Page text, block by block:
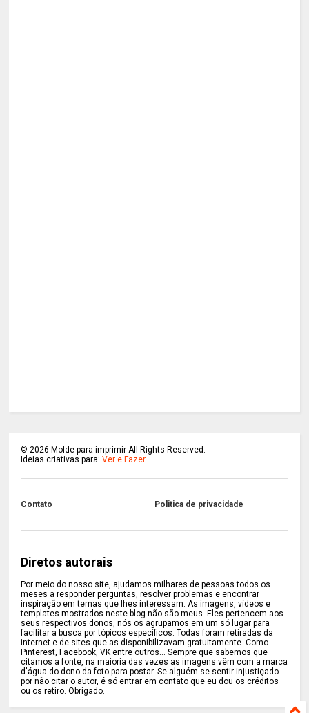
©2026 Molde para imprimir All Rights Reserved.
Ideias criativas para:Ver e Fazer
Contato Politica de privacidade
Diretos autorais
Por meio do nosso site, ajudamos milhares de pessoas todos os
meses a responder perguntas, resolver problemas e encontrar
inspiração em temas que lhes interessam. As imagens, vídeos e
templates mostrados neste blog não são meus. Eles pertencem aos
seus respectivos donos, nós os agrupamos em um só lugar para
facilitar a busca por tópicos específicos. Todas foram retiradas da
internet e de sites que as disponibilizavam gratuitamente. Como
Pinterest, Facebook, VK entre outros... Sempre que sabemos que
citamos a fonte, na maioria das vezes as imagens vêm com a marca
d'água do dono da foto para postar. Se alguém se sentir injustiçado
por não citar o autor, é só entrar em contato que eu dou os créditos
ou os retiro. Obrigado.